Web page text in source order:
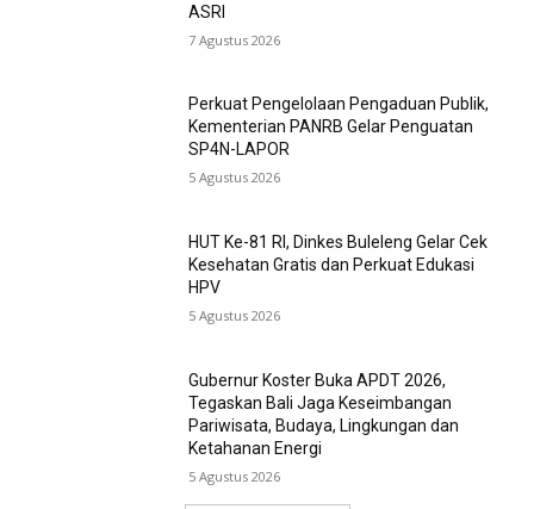
ASRI
7 Agustus 2026
Perkuat Pengelolaan Pengaduan Publik,
Kementerian PANRB Gelar Penguatan
SP4N-LAPOR
5 Agustus 2026
HUT Ke-81 RI, Dinkes Buleleng Gelar Cek
Kesehatan Gratis dan Perkuat Edukasi
HPV
5 Agustus 2026
Gubernur Koster Buka APDT 2026,
Tegaskan Bali Jaga Keseimbangan
Pariwisata, Budaya, Lingkungan dan
Ketahanan Energi
5 Agustus 2026